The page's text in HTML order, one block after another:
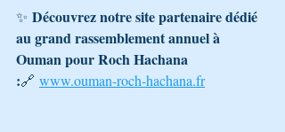
✨ Découvrez notre site partenaire dédié
au grand rassemblement annuel à
Ouman pour Roch Hachana
:🔗 www.ouman-roch-hachana.fr